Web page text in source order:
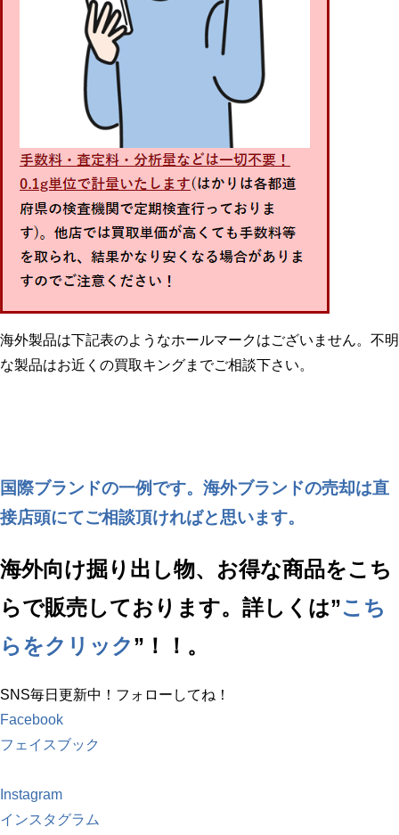
海外製品は下記表のようなホールマークはございません。不明
な製品はお近くの買取キングまでご相談下さい。
国際ブランドの一例です。海外ブランドの売却は直
接店頭にてご相談頂ければと思います。
海外向け掘り出し物、お得な商品をこち
らで販売しております。詳しくは”こち
らをクリック”！！。
SNS毎日更新中！フォローしてね！
Facebook
フェイスブック
Instagram
インスタグラム